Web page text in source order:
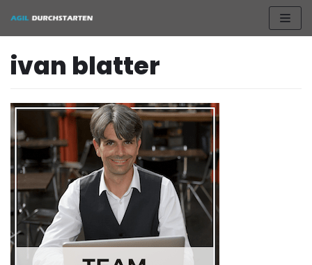
Zum
Inhalt
springen
ivan blatter